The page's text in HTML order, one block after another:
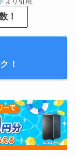
！
！